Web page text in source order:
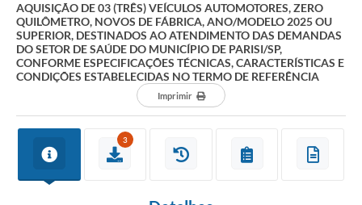
AQUISIÇÃO DE 03 (TRÊS) VEÍCULOS AUTOMOTORES, ZERO
QUILÔMETRO, NOVOS DE FÁBRICA, ANO/MODELO 2025 OU
SUPERIOR, DESTINADOS AO ATENDIMENTO DAS DEMANDAS
DO SETOR DE SAÚDE DO MUNICÍPIO DE PARISI/SP,
CONFORME ESPECIFICAÇÕES TÉCNICAS, CARACTERÍSTICAS E
CONDIÇÕES ESTABELECIDAS NO TERMO DE REFERÊNCIA
Imprimir
3